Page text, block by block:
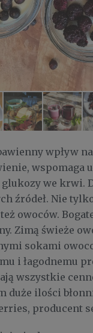
wpływ
wspomaga
we krwi.
źródeł. Nie
owoców.
Zimą świeże
sokami
i łagodnemu
wszystkie
duże ilości
producent